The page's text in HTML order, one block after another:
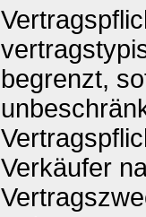
begrenzt,
Verkäufer